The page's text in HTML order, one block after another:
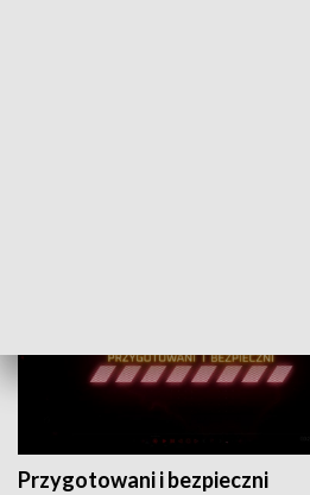
Przygotowani i bezpieczni